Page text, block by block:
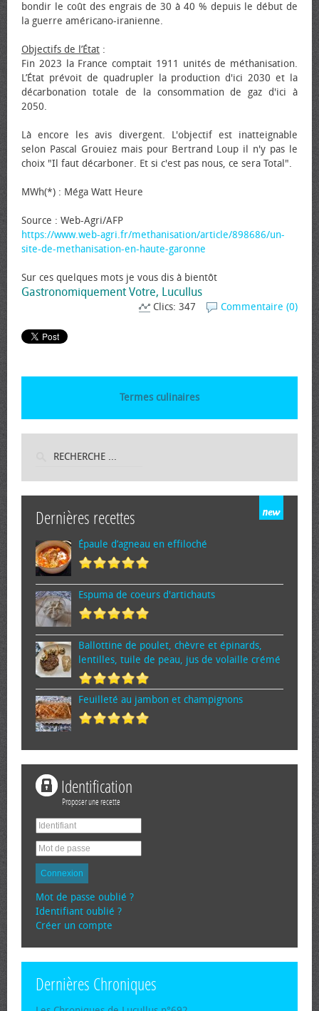
bondir le coût des engrais de 30 à 40 % depuis le début de
la guerre américano-iranienne.
Objectifs de l’État :
Fin 2023 la France comptait 1911 unités de méthanisation.
L’État prévoit de quadrupler la production d'ici 2030 et la
décarbonation totale de la consommation de gaz d'ici à
2050.
Là encore les avis divergent. L'objectif est inatteignable
selon Pascal Grouiez mais pour Bertrand Loup il n'y pas le
choix "Il faut décarboner. Et si c'est pas nous, ce sera Total".
MWh(*) : Méga Watt Heure
Source : Web-Agri/AFP
https://www.web-agri.fr/methanisation/article/898686/un-
site-de-methanisation-en-haute-garonne
Sur ces quelques mots je vous dis à bientôt
Gastronomiquement Votre, Lucullus
Commentaire (0)
Clics: 347
Termes culinaires
Dernières recettes
Épaule d’agneau en effiloché
Espuma de cœurs d'artichauts
Ballottine de poulet, chèvre et épinards,
lentilles, tuile de peau, jus de volaille crémé
Feuilleté au jambon et champignons
Identification
Proposer une recette
Connexion
Mot de passe oublié ?
Identifiant oublié ?
Créer un compte
Dernières Chroniques